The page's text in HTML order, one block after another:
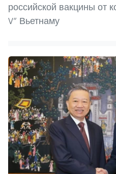
российской вакцины от
V” Вьетнаму